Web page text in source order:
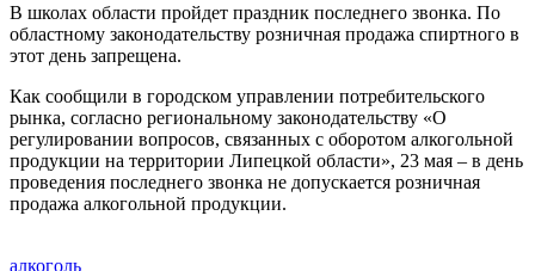
В школах области пройдет праздник последнего звонка. По
областному законодательству розничная продажа спиртного в
этот день запрещена.
Как сообщили в городском управлении потребительского
рынка, согласно региональному законодательству «О
регулировании вопросов, связанных с оборотом алкогольной
продукции на территории Липецкой области», 23 мая – в день
проведения последнего звонка не допускается розничная
продажа алкогольной продукции.
алкоголь